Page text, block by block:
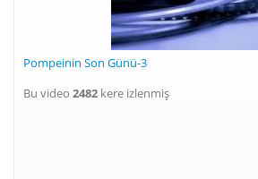
Pompeinin Son Günü-3
Bu video 2482 kere izlenmiş